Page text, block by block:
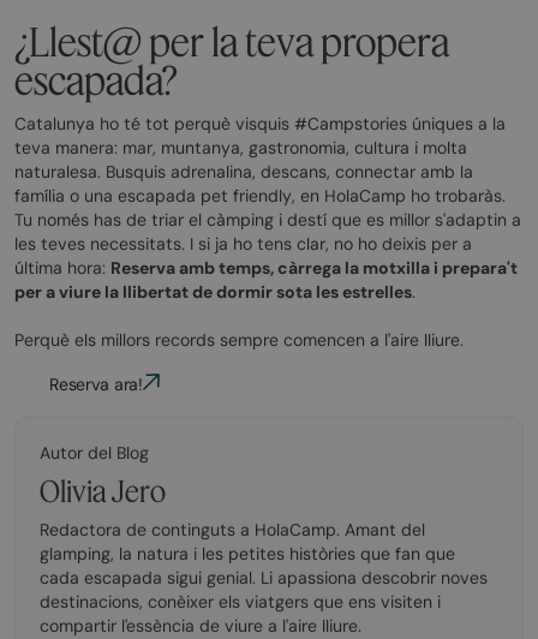
¿Llest@ per la teva propera
escapada?
Catalunya ho té tot perquè visquis #Campstories úniques a la
teva manera: mar, muntanya, gastronomia, cultura i molta
naturalesa. Busquis adrenalina, descans, connectar amb la
família o una escapada pet friendly, en HolaCamp ho trobaràs.
Tu només has de triar el càmping i destí que es millor s'adaptin a
les teves necessitats. I si ja ho tens clar, no ho deixis per a
última hora: Reserva amb temps, càrrega la motxilla i prepara't
per a viure la llibertat de dormir sota les estrelles.
Perquè els millors records sempre comencen a l'aire lliure.
Reserva ara!
Autor del Blog
Olivia Jero
Redactora de continguts a HolaCamp. Amant del
glamping, la natura i les petites històries que fan que
cada escapada sigui genial. Li apassiona descobrir noves
destinacions, conèixer els viatgers que ens visiten i
compartir l'essència de viure a l'aire lliure.